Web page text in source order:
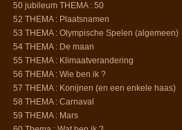
50 jubileum THEMA : 50
52 THEMA : Plaatsnamen
53 THEMA : Olympische Spelen (algemeen)
54 THEMA : De maan
55 THEMA : Klimaatverandering
56 THEMA : Wie ben ik ?
57 THEMA : Konijnen (en een enkele haas)
58 THEMA : Carnaval
59 THEMA : Mars